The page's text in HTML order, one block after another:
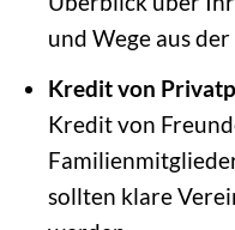
und Wege aus
Kredit von
Kredit von
sollten klare